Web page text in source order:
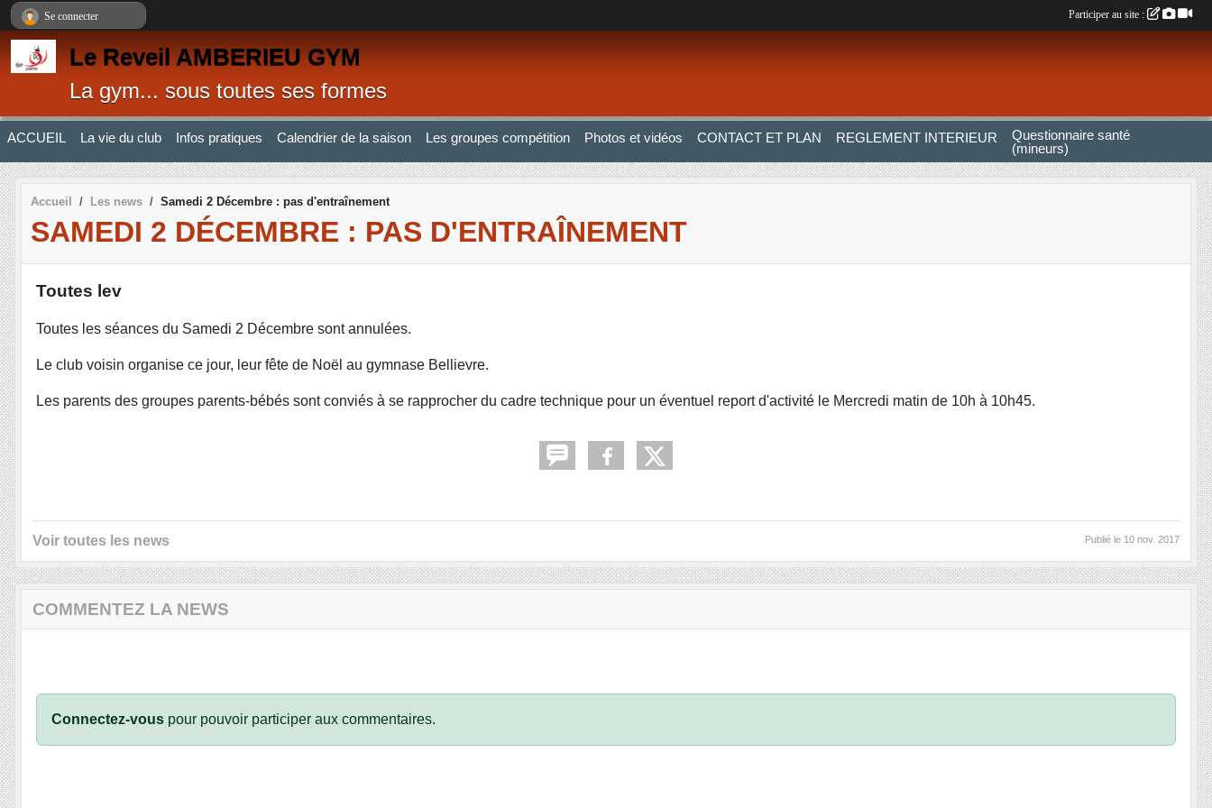
Le Reveil AMBERIEU GYM
La gym... sous toutes ses formes
ACCUEIL La vie du club Infos pratiques Calendrier de la saison Les groupes compétition Photos et vidéos CONTACT ET PLAN REGLEMENT INTERIEUR
Questionnaire santé
(mineurs)
Accueil Les news Samedi 2 Décembre : pas d'entraînement
SAMEDI 2 DÉCEMBRE : PAS D'ENTRAÎNEMENT
Toutes lev
Toutes les séances du Samedi 2 Décembre sont annulées.
Le club voisin organise ce jour, leur fête de Noël au gymnase Bellievre.
Les parents des groupes parents-bébés sont conviés à se rapprocher du cadre technique pour un éventuel report d'activité le Mercredi matin de 10h à 10h45.
Voir toutes les news Publié le 10 nov. 2017
COMMENTEZ LA NEWS
Connectez-vous pour pouvoir participer aux commentaires.
Se connecter Participer au site :
Panneau de gestion des cookies